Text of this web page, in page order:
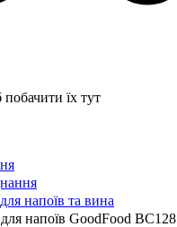
їх тут
напоїв та вина
напоїв GoodFood BC128